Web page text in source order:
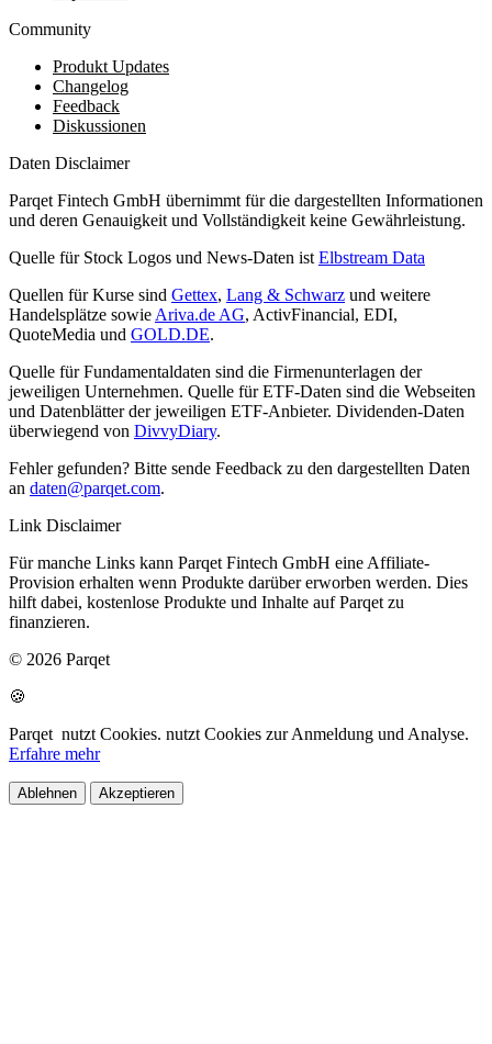
Community
Produkt Updates
Changelog
Feedback
Diskussionen
Daten Disclaimer
Parqet Fintech GmbH übernimmt für die dargestellten Informationen
und deren Genauigkeit und Vollständigkeit keine Gewährleistung.
Quelle für Stock Logos und News-Daten ist Elbstream Data
Quellen für Kurse sind Gettex, Lang & Schwarz und weitere
Handelsplätze sowie Ariva.de AG, ActivFinancial, EDI,
QuoteMedia und GOLD.DE.
Quelle für Fundamentaldaten sind die Firmenunterlagen der
jeweiligen Unternehmen. Quelle für ETF-Daten sind die Webseiten
und Datenblätter der jeweiligen ETF-Anbieter. Dividenden-Daten
überwiegend von DivvyDiary.
Fehler gefunden? Bitte sende Feedback zu den dargestellten Daten
an daten@parqet.com.
Link Disclaimer
Für manche Links kann Parqet Fintech GmbH eine Affiliate-
Provision erhalten wenn Produkte darüber erworben werden. Dies
hilft dabei, kostenlose Produkte und Inhalte auf Parqet zu
finanzieren.
© 2026 Parqet
🍪
Parqet nutzt Cookies. nutzt Cookies zur Anmeldung und Analyse.
Erfahre mehr
Ablehnen Akzeptieren